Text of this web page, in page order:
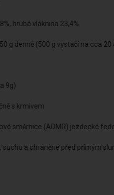
hrubá vláknina 23,4%
g denně (500 g vystačí na cca 20
9g)
s krmivem
směrnice (ADMR) jezdecké
suchu a chráněné před přímým